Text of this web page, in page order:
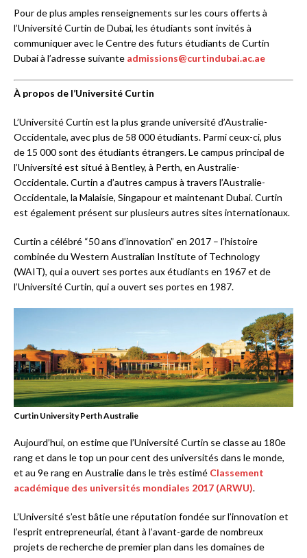
Pour de plus amples renseignements sur les cours offerts à
l’Université Curtin de Dubai, les étudiants sont invités à
communiquer avec le Centre des futurs étudiants de Curtin
Dubai à l’adresse suivante admissions@curtindubai.ac.ae
À propos de l’Université Curtin
L’Université Curtin est la plus grande université d’Australie-
Occidentale, avec plus de 58 000 étudiants. Parmi ceux-ci, plus
de 15 000 sont des étudiants étrangers. Le campus principal de
l’Université est situé à Bentley, à Perth, en Australie-
Occidentale. Curtin a d’autres campus à travers l’Australie-
Occidentale, la Malaisie, Singapour et maintenant Dubai. Curtin
est également présent sur plusieurs autres sites internationaux.
Curtin a célébré “50 ans d’innovation” en 2017 – l’histoire
combinée du Western Australian Institute of Technology
(WAIT), qui a ouvert ses portes aux étudiants en 1967 et de
l’Université Curtin, qui a ouvert ses portes en 1987.
Curtin University Perth Australie
Aujourd’hui, on estime que l’Université Curtin se classe au 180e
rang et dans le top un pour cent des universités dans le monde,
et au 9e rang en Australie dans le très estimé Classement
académique des universités mondiales 2017 (ARWU).
L’Université s’est bâtie une réputation fondée sur l’innovation et
l’esprit entrepreneurial, étant à l’avant-garde de nombreux
projets de recherche de premier plan dans les domaines de